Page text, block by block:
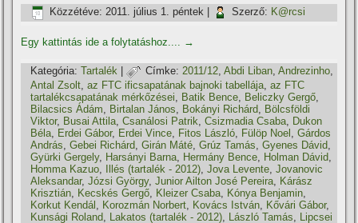
Közzétéve: 2011. július 1. péntek Szerző: K@rcsi
Egy kattintás ide a folytatáshoz.... →
Kategória: Tartalék | Címke: 2011/12,Abdi Liban,Andrezinho,
Antal Zsolt ,az FTC ificsapatának bajnoki tabellája ,az FTC
tartalékcsapatának mérkőzései
Batik Bence Beliczky Gergő
Bilacsics Ádám
Birtalan János Bokányi Richárd
Bölcsföldi
Viktor, Busai Attila ,Csanálosi Patrik ,Csizmadia Csaba
Dukon
Béla
Erdei Gábor, Erdei Vince Fitos László Fülöp Noel ,Gárdos
András ,Gebei Richárd ,Girán Máté ,Grúz Tamás ,Gyenes Dávid
Gyürki Gergely, Harsányi Barna Hermány Bence Holman Dávid
Homma Kazuo
Illés (tartalék - 2012) ,Jova Levente ,Jovanovic
Aleksandar,Józsi György,Junior Ailton José Pereira
Kárász
Krisztián
Kecskés Gergő Kleizer Csaba Kónya Benjamin
Korkut Kendál
Korozmán Norbert Kovács István Kővári Gábor,
Kunsági Roland
Lakatos (tartalék - 2012) László Tamás
Lipcsei